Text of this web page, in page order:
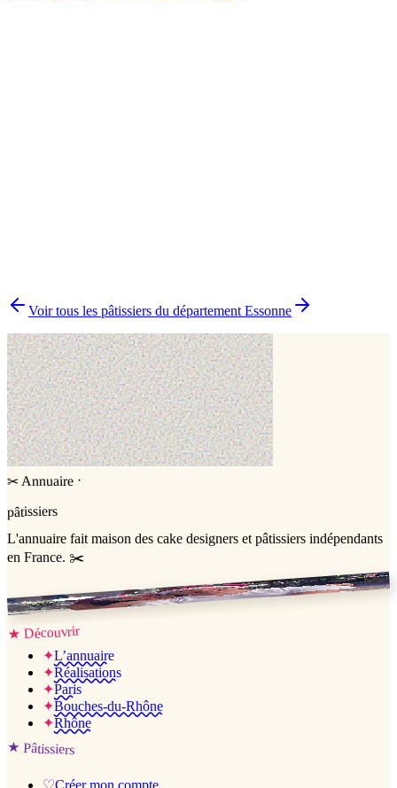
Comment comparer plusieurs pâtissiers en une fois ?
Voir tous les pâtissiers du département Essonne
✂ Annuaire ·
pâtissiers
L'annuaire fait maison des cake designers et pâtissiers indépendants
en France. ✂️
Jessica & Jérémy ♡
★ Découvrir
✦L’annuaire
✦Réalisations
✦Paris
✦Bouches-du-Rhône
✦Rhône
★ Pâtissiers
♡Créer mon compte